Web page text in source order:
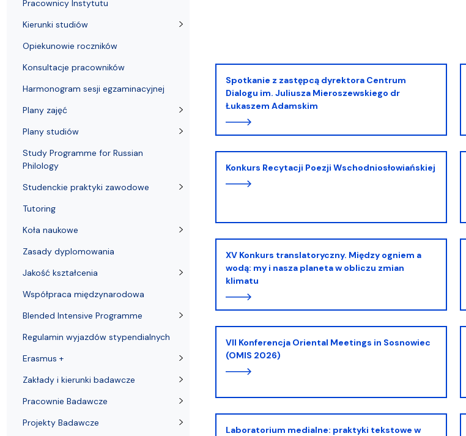
Spotkanie z zastępcą dyrektora Centrum
Dialogu im. Juliusza Mieroszewskiego dr
Łukaszem Adamskim
Konkurs Recytacji Poezji Wschodniosłowiańskiej
XV Konkurs translatoryczny. Między ogniem a
wodą: my i nasza planeta w obliczu zmian
klimatu
VII Konferencja Oriental Meetings in Sosnowiec
(OMIS 2026)
Laboratorium medialne: praktyki tekstowe w
Pracownicy Instytutu
Kierunki studiów
Opiekunowie roczników
Konsultacje pracowników
Harmonogram sesji egzaminacyjnej
Plany zajęć
Plany studiów
Study Programme for Russian
Philology
Studenckie praktyki zawodowe
Tutoring
Koła naukowe
Zasady dyplomowania
Jakość kształcenia
Współpraca międzynarodowa
Blended Intensive Programme
Regulamin wyjazdów stypendialnych
Erasmus +
Zakłady i kierunki badawcze
Pracownie Badawcze
Projekty Badawcze